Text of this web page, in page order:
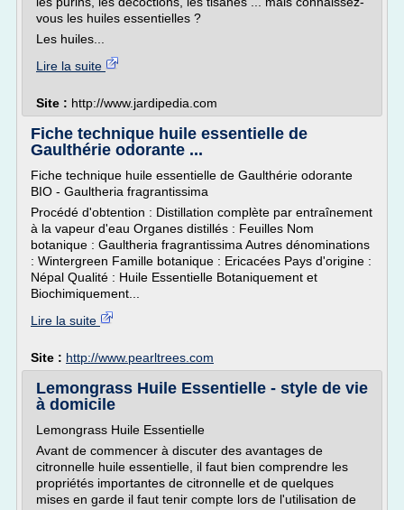
vous les huiles essentielles ?
Les huiles...
Lire la suite
Site : http://www.jardipedia.com
Fiche technique huile essentielle de
Gaulthérie odorante ...
Fiche technique huile essentielle de Gaulthérie odorante
BIO - Gaultheria fragrantissima
Procédé d'obtention : Distillation complète par entraînement
à la vapeur d'eau Organes distillés : Feuilles Nom
botanique : Gaultheria fragrantissima Autres dénominations
: Wintergreen Famille botanique : Ericacées Pays d'origine :
Népal Qualité : Huile Essentielle Botaniquement et
Biochimiquement...
Lire la suite
Site : http://www.pearltrees.com
Lemongrass Huile Essentielle - style de vie
à domicile
Lemongrass Huile Essentielle
Avant de commencer à discuter des avantages de
citronnelle huile essentielle, il faut bien comprendre les
propriétés importantes de citronnelle et de quelques
mises en garde il faut tenir compte lors de l'utilisation de